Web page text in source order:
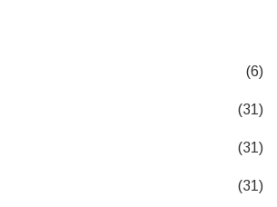
(6)
(31)
(31)
(31)